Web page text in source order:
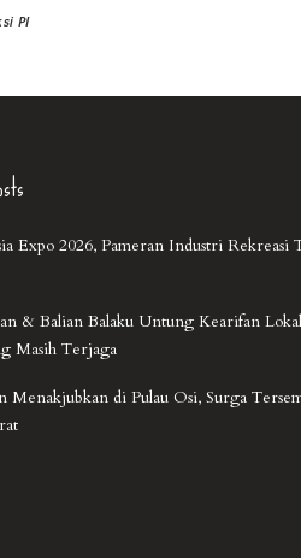
PI
Expo 2026, Pameran Industri Rekreasi
& Balian Balaku Untung Kearifan
Masih Terjaga
Menakjubkan di Pulau Osi, Surga